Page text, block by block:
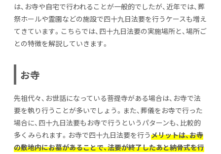
は、お寺や自宅で行われることが一般的でしたが、近年では、葬
祭ホールや霊園などの施設で四十九日法要を行うケースも増え
てきています。こちらでは、四十九日法要の実施場所と、場所ご
との特徴を解説していきます。
お寺
先祖代々、お世話になっている菩提寺がある場合は、お寺で法
要を執り行うことが多いでしょう。また、葬儀をお寺で行った
場合に、四十九日法要もお寺で行うというパターンも、比較的
多くみられます。お寺で四十九日法要を行うメリットは、お寺
の敷地内にお墓があることで、法要が終了したあと納骨式を行